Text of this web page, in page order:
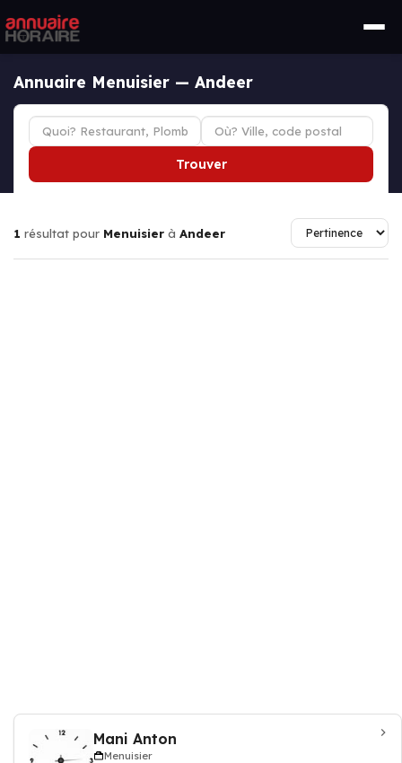
Annuaire Menuisier — Andeer
Trouver
1 résultat pour Menuisier à Andeer
Mani Anton
Menuisier